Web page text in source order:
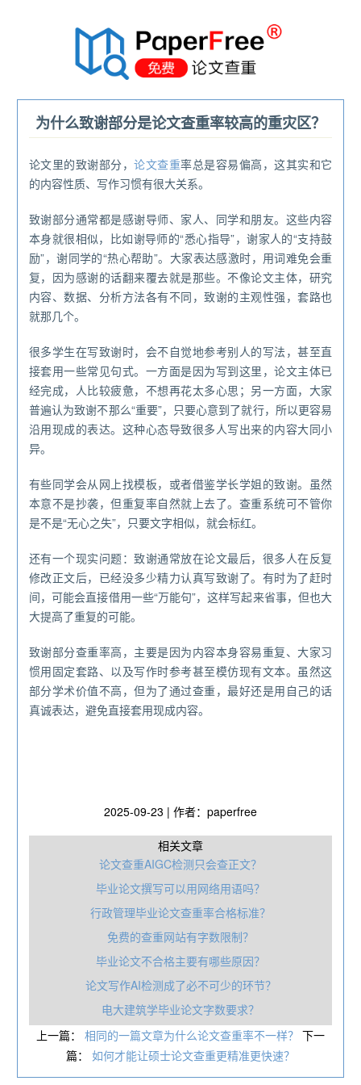
为什么致谢部分是论文查重率较高的重灾区？
论文里的致谢部分，论文查重率总是容易偏高，这其实和它
的内容性质、写作习惯有很大关系。
致谢部分通常都是感谢导师、家人、同学和朋友。这些内容
本身就很相似，比如谢导师的“悉心指导”，谢家人的“支持鼓
励”，谢同学的“热心帮助”。大家表达感激时，用词难免会重
复，因为感谢的话翻来覆去就是那些。不像论文主体，研究
内容、数据、分析方法各有不同，致谢的主观性强，套路也
就那几个。
很多学生在写致谢时，会不自觉地参考别人的写法，甚至直
接套用一些常见句式。一方面是因为写到这里，论文主体已
经完成，人比较疲惫，不想再花太多心思；另一方面，大家
普遍认为致谢不那么“重要”，只要心意到了就行，所以更容易
沿用现成的表达。这种心态导致很多人写出来的内容大同小
异。
有些同学会从网上找模板，或者借鉴学长学姐的致谢。虽然
本意不是抄袭，但重复率自然就上去了。查重系统可不管你
是不是“无心之失”，只要文字相似，就会标红。
还有一个现实问题：致谢通常放在论文最后，很多人在反复
修改正文后，已经没多少精力认真写致谢了。有时为了赶时
间，可能会直接借用一些“万能句”，这样写起来省事，但也大
大提高了重复的可能。
致谢部分查重率高，主要是因为内容本身容易重复、大家习
惯用固定套路、以及写作时参考甚至模仿现有文本。虽然这
部分学术价值不高，但为了通过查重，最好还是用自己的话
真诚表达，避免直接套用现成内容。
2025-09-23 | 作者：paperfree
相关文章
论文查重AIGC检测只会查正文？
毕业论文撰写可以用网络用语吗？
行政管理毕业论文查重率合格标准？
免费的查重网站有字数限制？
毕业论文不合格主要有哪些原因？
论文写作AI检测成了必不可少的环节？
电大建筑学毕业论文字数要求？
上一篇： 相同的一篇文章为什么论文查重率不一样？ 下一
篇： 如何才能让硕士论文查重更精准更快速？